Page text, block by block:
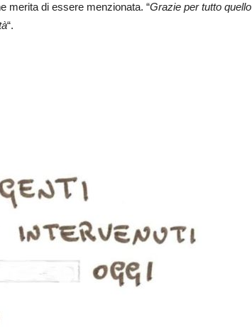
merita di essere menzionata. “Grazie per tutto quello
“.